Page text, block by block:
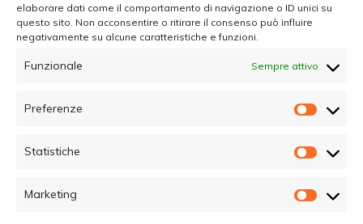
elaborare dati come il comportamento di navigazione o ID unici su
questo sito. Non acconsentire o ritirare il consenso può influire
negativamente su alcune caratteristiche e funzioni.
Funzionale Sempre attivo
Preferenze
Statistiche
Marketing